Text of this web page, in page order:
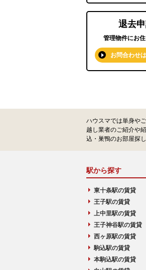
退去
管理物件にお
お問合わせ
ハウスマでは単身や
越し業者のご紹介や
込・巣鴨のお部屋探
駅から探す
東十条駅の賃貸
王子駅の賃貸
上中里駅の賃貸
王子神谷駅の賃貸
西ヶ原駅の賃貸
駒込駅の賃貸
本駒込駅の賃貸